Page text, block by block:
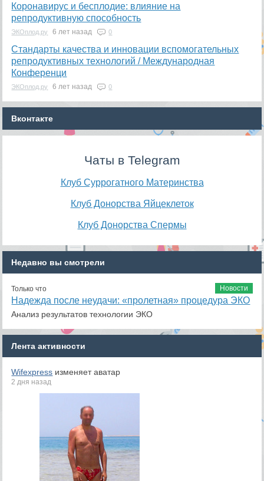
Коронавирус и бесплодие: влияние на
репродуктивную способность
ЭКОплод.ру 6 лет назад 0
​Стандарты качества и инновации вспомогательных
репродуктивных технологий / Международная
Конференци
ЭКОплод.ру 6 лет назад 0
Вконтакте
Чаты в Telegram
Клуб Суррогатного Материнства
Клуб Донорства Яйцеклеток
Клуб Донорства Спермы
Недавно вы смотрели
Новости
Только что
Надежда после неудачи: «пролетная» процедура ЭКО
Анализ результатов технологии ЭКО
Лента активности
Wifexpress изменяет аватар
2 дня назад